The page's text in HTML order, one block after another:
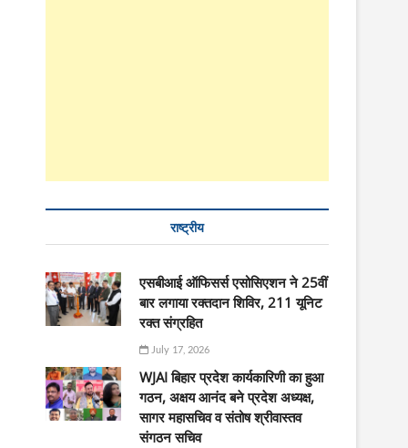
राष्ट्रीय
एसबीआई ऑफिसर्स एसोसिएशन ने 25वीं
बार लगाया रक्तदान शिविर, 211 यूनिट
रक्त संग्रहित
July 17, 2026
WJAI बिहार प्रदेश कार्यकारिणी का हुआ
गठन, अक्षय आनंद बने प्रदेश अध्यक्ष,
सागर महासचिव व संतोष श्रीवास्तव
संगठन सचिव